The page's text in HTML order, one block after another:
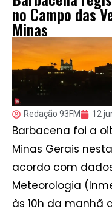
no Campo das
Minas
Redação 93FM 12
Barbacena foi a
Minas Gerais
acordo com
Meteorologia
às 10h da manhã